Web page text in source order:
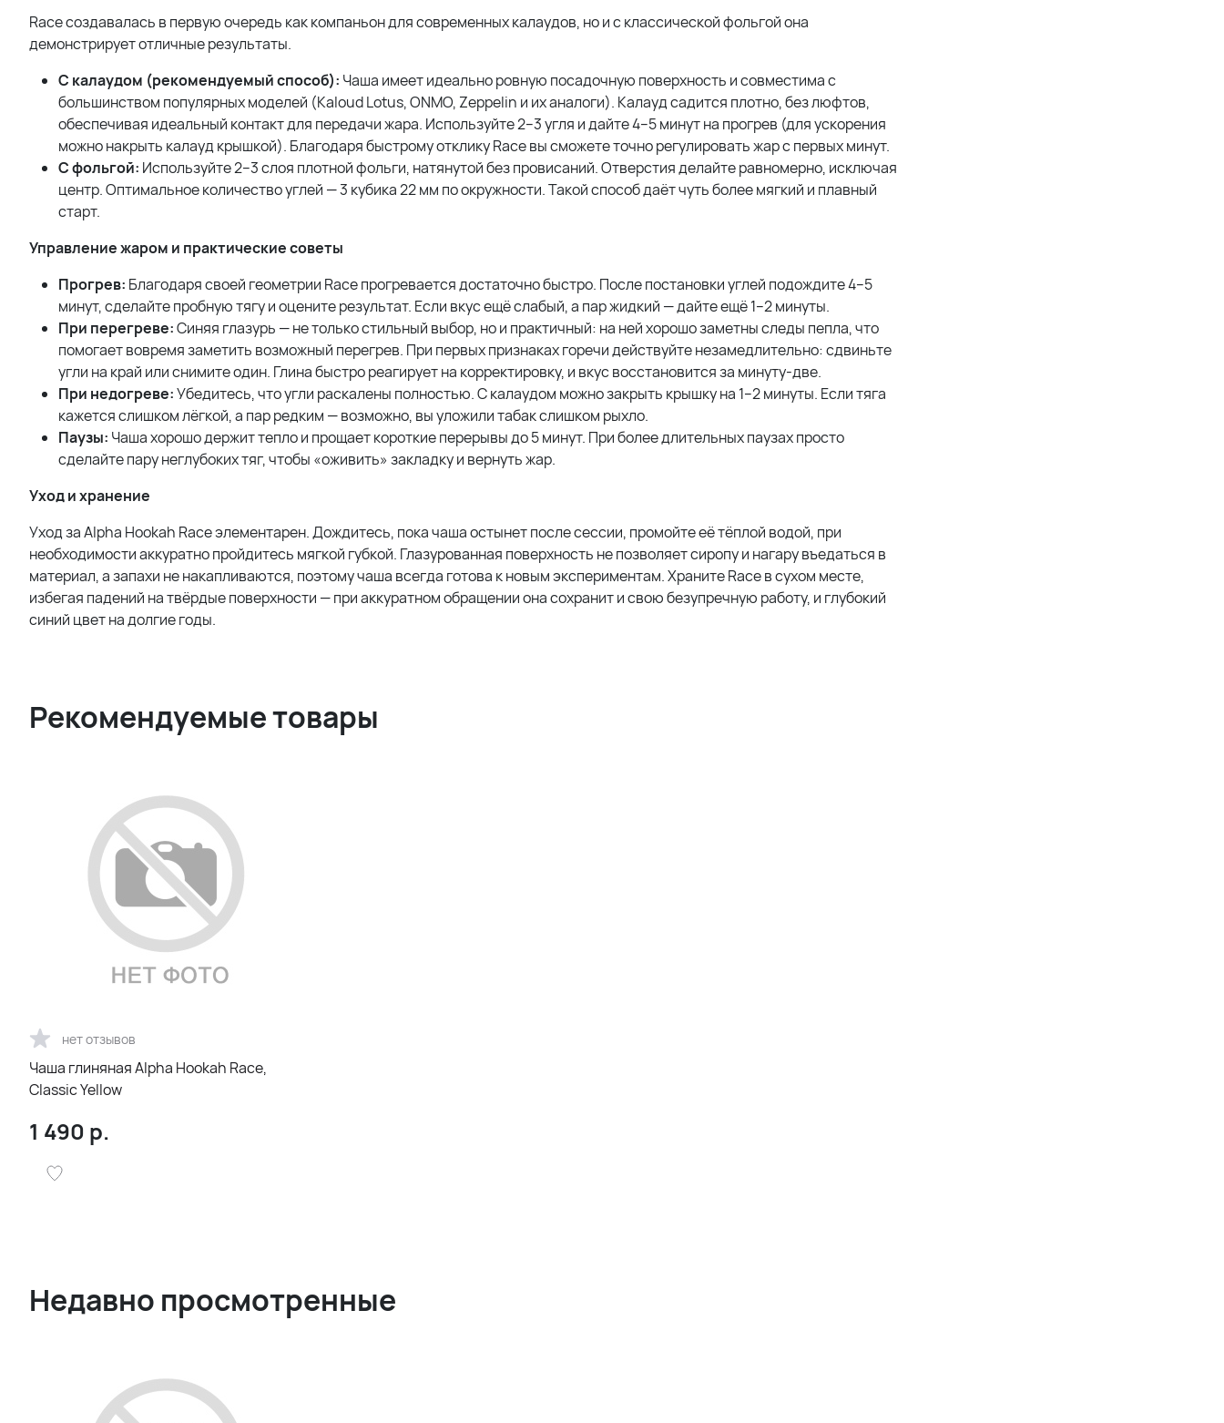
Race создавалась в первую очередь как компаньон для современных калаудов, но и с классической фольгой она
демонстрирует отличные результаты.
С калаудом (рекомендуемый способ): Чаша имеет идеально ровную посадочную поверхность и совместима с
большинством популярных моделей (Kaloud Lotus, ONMO, Zeppelin и их аналоги). Калауд садится плотно, без люфтов,
обеспечивая идеальный контакт для передачи жара. Используйте 2–3 угля и дайте 4–5 минут на прогрев (для ускорения
можно накрыть калауд крышкой). Благодаря быстрому отклику Race вы сможете точно регулировать жар с первых минут.
С фольгой: Используйте 2–3 слоя плотной фольги, натянутой без провисаний. Отверстия делайте равномерно, исключая
центр. Оптимальное количество углей — 3 кубика 22 мм по окружности. Такой способ даёт чуть более мягкий и плавный
старт.
Управление жаром и практические советы
Прогрев: Благодаря своей геометрии Race прогревается достаточно быстро. После постановки углей подождите 4–5
минут, сделайте пробную тягу и оцените результат. Если вкус ещё слабый, а пар жидкий — дайте ещё 1–2 минуты.
При перегреве:Синяя глазурь — не только стильный выбор, но и практичный: на ней хорошо заметны следы пепла, что
помогает вовремя заметить возможный перегрев. При первых признаках горечи действуйте незамедлительно: сдвиньте
угли на край или снимите один. Глина быстро реагирует на корректировку, и вкус восстановится за минуту-две.
При недогреве:Убедитесь, что угли раскалены полностью. С калаудом можно закрыть крышку на 1–2 минуты. Если тяга
кажется слишком лёгкой, а пар редким — возможно, вы уложили табак слишком рыхло.
Паузы: Чаша хорошо держит тепло и прощает короткие перерывы до 5 минут. При более длительных паузах просто
сделайте пару неглубоких тяг, чтобы «оживить» закладку и вернуть жар.
Уход и хранение
Уход за Alpha Hookah Race элементарен. Дождитесь, пока чаша остынет после сессии, промойте её тёплой водой, при
необходимости аккуратно пройдитесь мягкой губкой. Глазурованная поверхность не позволяет сиропу и нагару въедаться в
материал, а запахи не накапливаются, поэтому чаша всегда готова к новым экспериментам. Храните Race в сухом месте,
избегая падений на твёрдые поверхности — при аккуратном обращении она сохранит и свою безупречную работу, и глубокий
синий цвет на долгие годы.
Рекомендуемые товары
нет отзывов
Чаша глиняная Alpha Hookah Race,
Classic Yellow
1 490 р.
Недавно просмотренные